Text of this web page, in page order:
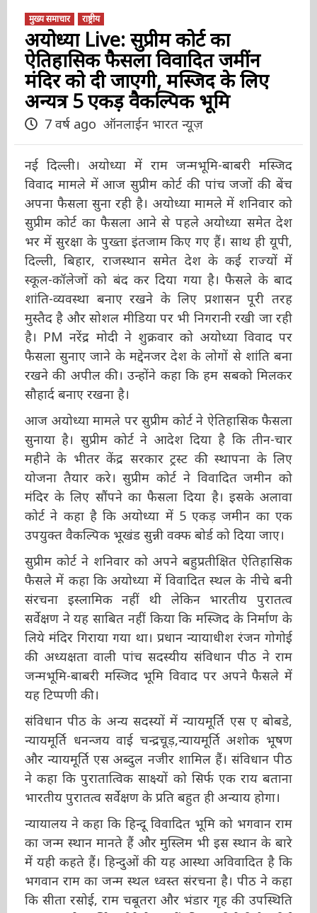
मुख्य समाचार राष्ट्रीय
अयोध्या Live: सुप्रीम कोर्ट का
ऐतिहासिक फैसला विवादित जमींन
मंदिर को दी जाएगी, मस्जिद के लिए
अन्यत्र 5 एकड़ वैकल्पिक भूमि
7 वर्ष ago ऑनलाईन भारत न्यूज़
नई दिल्ली। अयोध्या में राम जन्मभूमि-बाबरी मस्जिद
विवाद मामले में आज सुप्रीम कोर्ट की पांच जजों की बेंच
अपना फैसला सुना रही है। अयोध्या मामले में शनिवार
को सुप्रीम कोर्ट का फैसला आने से पहले अयोध्या समेत
देश भर में सुरक्षा के पुख्ता इंतजाम किए गए हैं। साथ ही
यूपी, दिल्ली, बिहार, राजस्थान समेत देश के कई राज्यों
में स्कूल-कॉलेजों को बंद कर दिया गया है। फैसले के
बाद शांति-व्यवस्था बनाए रखने के लिए प्रशासन पूरी
तरह मुस्तैद है और सोशल मीडिया पर भी निगरानी रखी
जा रही है। PM नरेंद्र मोदी ने शुक्रवार को अयोध्या
विवाद पर फैसला सुनाए जाने के मद्देनजर देश के लोगों
से शांति बना रखने की अपील की। उन्होंने कहा कि हम
सबको मिलकर सौहार्द बनाए रखना है।
आज अयोध्या मामले पर सुप्रीम कोर्ट ने ऐतिहासिक
फैसला सुनाया है। सुप्रीम कोर्ट ने आदेश दिया है कि तीन-
चार महीने के भीतर केंद्र सरकार ट्रस्ट की स्थापना के
लिए योजना तैयार करे। सुप्रीम कोर्ट ने विवादित जमीन
को मंदिर के लिए सौंपने का फैसला दिया है। इसके
अलावा कोर्ट ने कहा है कि अयोध्या में 5 एकड़ जमीन
का एक उपयुक्त वैकल्पिक भूखंड सुन्नी वक्फ बोर्ड को
दिया जाए।
सुप्रीम कोर्ट ने शनिवार को अपने बहुप्रतीक्षित
ऐतिहासिक फैसले में कहा कि अयोध्या में विवादित स्थल
के नीचे बनी संरचना इस्लामिक नहीं थी लेकिन भारतीय
पुरातत्व सर्वेक्षण ने यह साबित नहीं किया कि मस्जिद के
निर्माण के लिये मंदिर गिराया गया था। प्रधान न्यायाधीश
रंजन गोगोई की अध्यक्षता वाली पांच सदस्यीय संविधान
पीठ ने राम जन्मभूमि-बाबरी मस्जिद भूमि विवाद पर
अपने फैसले में यह टिप्पणी की।
संविधान पीठ के अन्य सदस्यों में न्यायमूर्ति एस ए बोबडे,
न्यायमूर्ति धनन्जय वाई चन्द्रचूड़,न्यायमूर्ति अशोक भूषण
और न्यायमूर्ति एस अब्दुल नजीर शामिल हैं। संविधान
पीठ ने कहा कि पुरातात्विक साक्ष्यों को सिर्फ एक राय
बताना भारतीय पुरातत्व सर्वेक्षण के प्रति बहुत ही
अन्याय होगा।
न्यायालय ने कहा कि हिन्दू विवादित भूमि को भगवान
राम का जन्म स्थान मानते हैं और मुस्लिम भी इस स्थान
के बारे में यही कहते हैं। हिन्दुओं की यह आस्था